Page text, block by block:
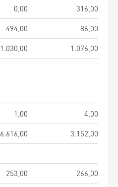
0,00
316,00
494,00
86,00
1.030,00 1.076,00
1,00
4,00
6.616,00
3.152,00
-
-
253,00
266,00